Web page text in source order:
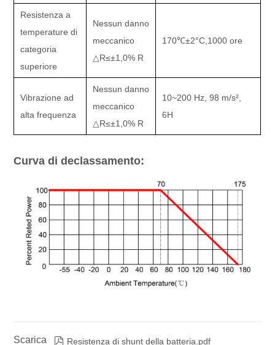
Resistenza a
temperature di
categoria
superiore
Nessun danno
meccanico
△R≤±1,0% R
170℃±2°C, 1000 ore
Vibrazione ad
alta frequenza
Nessun danno
meccanico
△R≤±1,0% R
10~200 Hz, 98 m/s²
6H
Curva di declassamento:
Scarica  Resistenza di shunt della batteria.pdf